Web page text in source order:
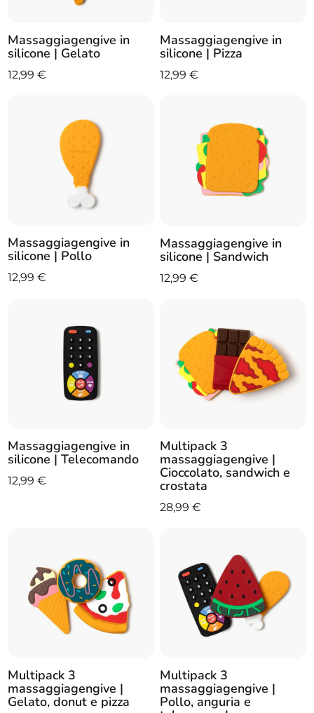
Massaggiagengive in
silicone | Gelato
12,99€
Massaggiagengive in
silicone | Pizza
12,99 €
Massaggiagengive in
silicone | Pollo
12,99€
Massaggiagengive in
silicone | Sandwich
12,99 €
Massaggiagengive in
silicone | Telecomando
12,99€
Multipack 3
massaggiagengive |
Cioccolato, sandwich e
crostata
28,99 €
Multipack 3
massaggiagengive |
Gelato, donut e pizza
Multipack 3
massaggiagengive |
Pollo, anguria e